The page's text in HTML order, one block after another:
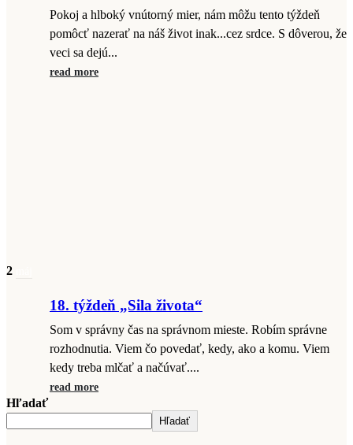
Pokoj a hlboký vnútorný mier, nám môžu tento týždeň
pomôcť nazerať na náš život inak...cez srdce. S dôverou, že
veci sa dejú...
read more
2
18. týždeň „Sila života“
Som v správny čas na správnom mieste. Robím správne
rozhodnutia. Viem čo povedať, kedy, ako a komu. Viem
kedy treba mlčať a načúvať....
read more
Hľadať
Hľadať